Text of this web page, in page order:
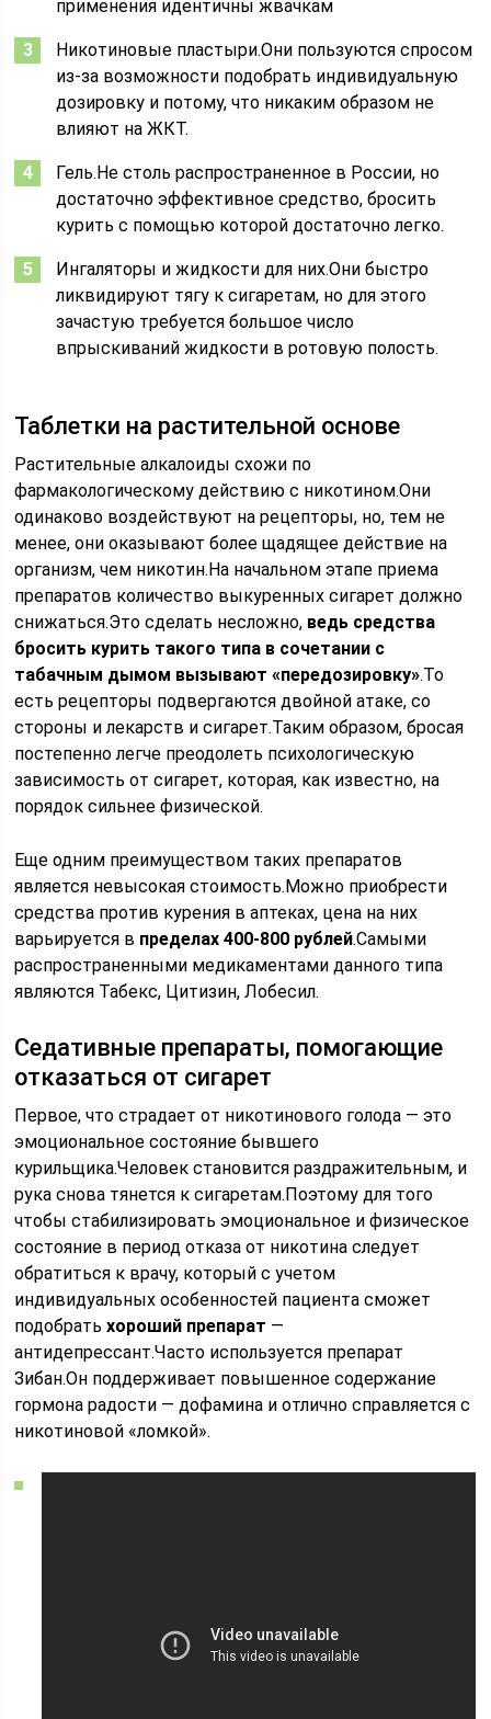
применения идентичны жвачкам
Никотиновые пластыри.Они пользуются спросом
из-за возможности подобрать индивидуальную
дозировку и потому, что никаким образом не
влияют на ЖКТ.
Гель.Не столь распространенное в России, но
достаточно эффективное средство, бросить
курить с помощью которой достаточно легко.
Ингаляторы и жидкости для них.Они быстро
ликвидируют тягу к сигаретам, но для этого
зачастую требуется большое число
впрыскиваний жидкости в ротовую полость.
Таблетки на растительной основе
Растительные алкалоиды схожи по
фармакологическому действию с никотином.Они
одинаково воздействуют на рецепторы, но, тем не
менее, они оказывают более щадящее действие на
организм, чем никотин.На начальном этапе приема
препаратов количество выкуренных сигарет должно
снижаться.Это сделать несложно, ведь средства
бросить курить такого типа в сочетании с
табачным дымом вызывают «передозировку».То
есть рецепторы подвергаются двойной атаке, со
стороны и лекарств и сигарет.Таким образом, бросая
постепенно легче преодолеть психологическую
зависимость от сигарет, которая, как известно, на
порядок сильнее физической.
Еще одним преимуществом таких препаратов
является невысокая стоимость.Можно приобрести
средства против курения в аптеках, цена на них
варьируется в пределах 400-800 рублей.Самыми
распространенными медикаментами данного типа
являются Табекс, Цитизин, Лобесил.
Седативные препараты, помогающие
отказаться от сигарет
Первое, что страдает от никотинового голода — это
эмоциональное состояние бывшего
курильщика.Человек становится раздражительным, и
рука снова тянется к сигаретам.Поэтому для того
чтобы стабилизировать эмоциональное и физическое
состояние в период отказа от никотина следует
обратиться к врачу, который с учетом
индивидуальных особенностей пациента сможет
подобратьхороший препарат —
антидепрессант.Часто используется препарат
Зибан.Он поддерживает повышенное содержание
гормона радости — дофамина и отлично справляется с
никотиновой «ломкой».